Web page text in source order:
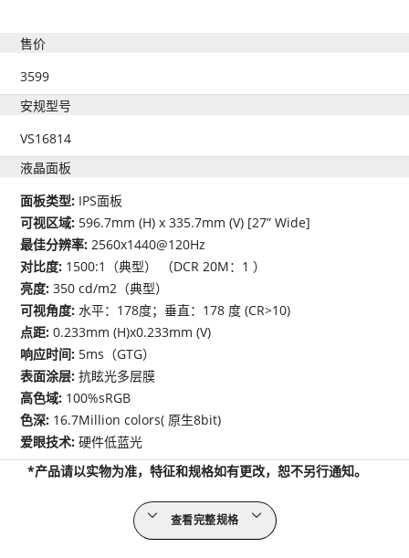
售价
3599
安规型号
VS16814
液晶面板
面板类型: IPS面板
可视区域: 596.7mm (H) x 335.7mm (V) [27” Wide]
最佳分辨率:2560x1440@120Hz
对比度: 1500:1（典型） （DCR 20M：1 ）
亮度:350 cd/m2（典型）
可视角度:水平：178度；垂直：178 度 (CR>10)
点距:0.233mm (H)x0.233mm (V)
响应时间: 5ms（GTG）
表面涂层:抗眩光多层膜
高色域: 100%sRGB
色深: 16.7Million colors( 原生8bit)
爱眼技术:硬件低蓝光
*产品请以实物为准，特征和规格如有更改，恕不另行通知。
查看完整规格